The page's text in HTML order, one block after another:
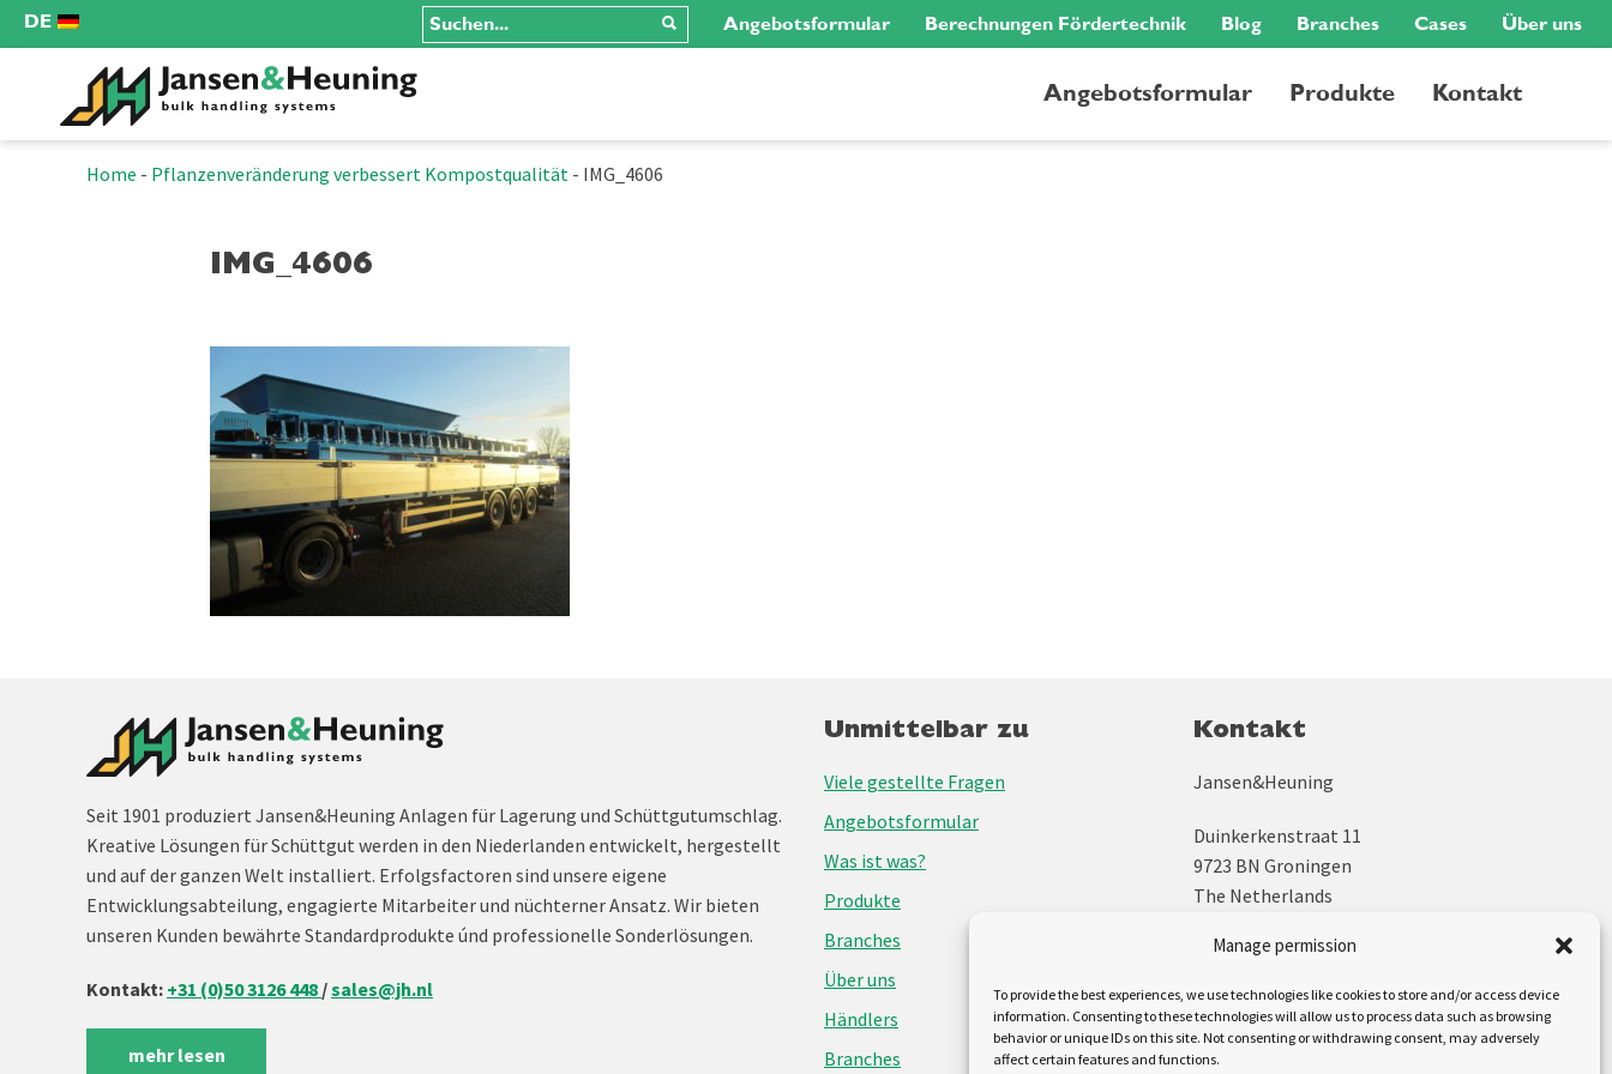
Manage permission
To provide the best experiences, we use technologies like cookies to store and/or access device
information. Consenting to these technologies will allow us to process data such as browsing
behavior or unique IDs on this site. Not consenting or withdrawing consent, may adversely
affect certain features and functions.
DE Angebotsformular Berechnungen Fördertechnik Blog Branches Cases Über uns
Angebotsformular Produkte Kontakt
Home - Pflanzenveränderung verbessert Kompostqualität - IMG_4606
IMG_4606
Seit 1901 produziert Jansen&Heuning Anlagen für Lagerung und Schüttgutumschlag.
Kreative Lösungen für Schüttgut werden in den Niederlanden entwickelt, hergestellt
und auf der ganzen Welt installiert. Erfolgsfactoren sind unsere eigene
Entwicklungsabteilung, engagierte Mitarbeiter und nüchterner Ansatz. Wir bieten
unseren Kunden bewährte Standardprodukte únd professionelle Sonderlösungen.
Kontakt: +31 (0)50 3126 448 /sales@jh.nl
mehr lesen
Unmittelbar zu
Viele gestellte Fragen
Angebotsformular
Was ist was?
Produkte
Branches
Über uns
Händlers
Branches
Kontakt
Jansen&Heuning
Duinkerkenstraat 11
9723 BN Groningen
The Netherlands
+31 (0)50 312 64 48
Uns folgen auf: